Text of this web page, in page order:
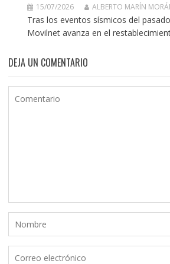
15/07/2026 ALBERTO MARÍN
Tras los eventos sísmicos del
Movilnet avanza en el
DEJA UN COMENTARIO